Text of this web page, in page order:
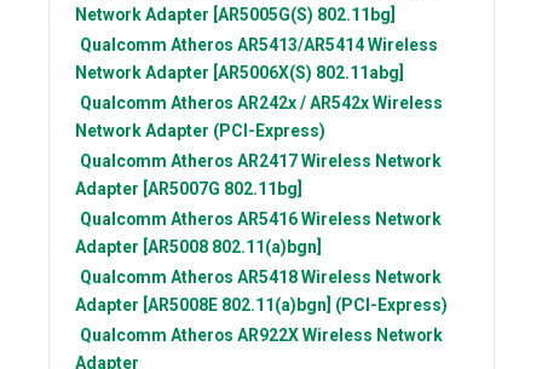
Network Adapter [AR5005G(S) 802.11bg]
Qualcomm Atheros AR5413/AR5414 Wireless
Network Adapter [AR5006X(S) 802.11abg]
Qualcomm Atheros AR242x / AR542x Wireless
Network Adapter (PCI-Express)
Qualcomm Atheros AR2417 Wireless Network
Adapter [AR5007G 802.11bg]
Qualcomm Atheros AR5416 Wireless Network
Adapter [AR5008 802.11(a)bgn]
Qualcomm Atheros AR5418 Wireless Network
Adapter [AR5008E 802.11(a)bgn] (PCI-Express)
Qualcomm Atheros AR922X Wireless Network
Adapter